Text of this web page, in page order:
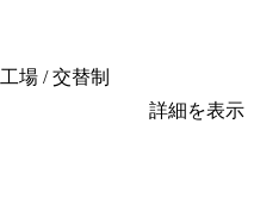
場 / 交替制
詳細を表示